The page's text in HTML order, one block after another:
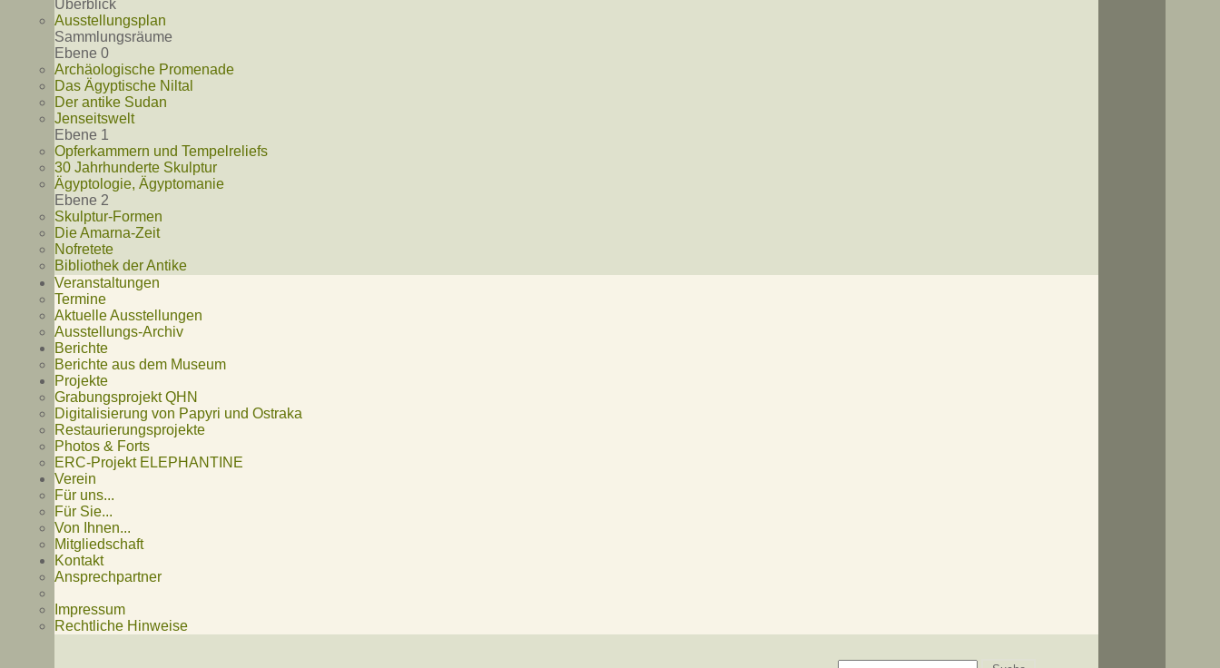
Überblick
Ausstellungsplan
Sammlungsräume
Ebene 0
Archäologische Promenade
Das Ägyptische Niltal
Der antike Sudan
Jenseitswelt
Ebene 1
Opferkammern und Tempelreliefs
30 Jahrhunderte Skulptur
Ägyptologie, Ägyptomanie
Ebene 2
Skulptur-Formen
Die Amarna-Zeit
Nofretete
Bibliothek der Antike
Veranstaltungen
Termine
Aktuelle Ausstellungen
Ausstellungs-Archiv
Berichte
Berichte aus dem Museum
Projekte
Grabungsprojekt QHN
Digitalisierung von Papyri und Ostraka
Restaurierungsprojekte
Photos & Forts
ERC-Projekt ELEPHANTINE
Verein
Für uns...
Für Sie...
Von Ihnen...
Mitgliedschaft
Kontakt
Ansprechpartner
Impressum
Rechtliche Hinweise